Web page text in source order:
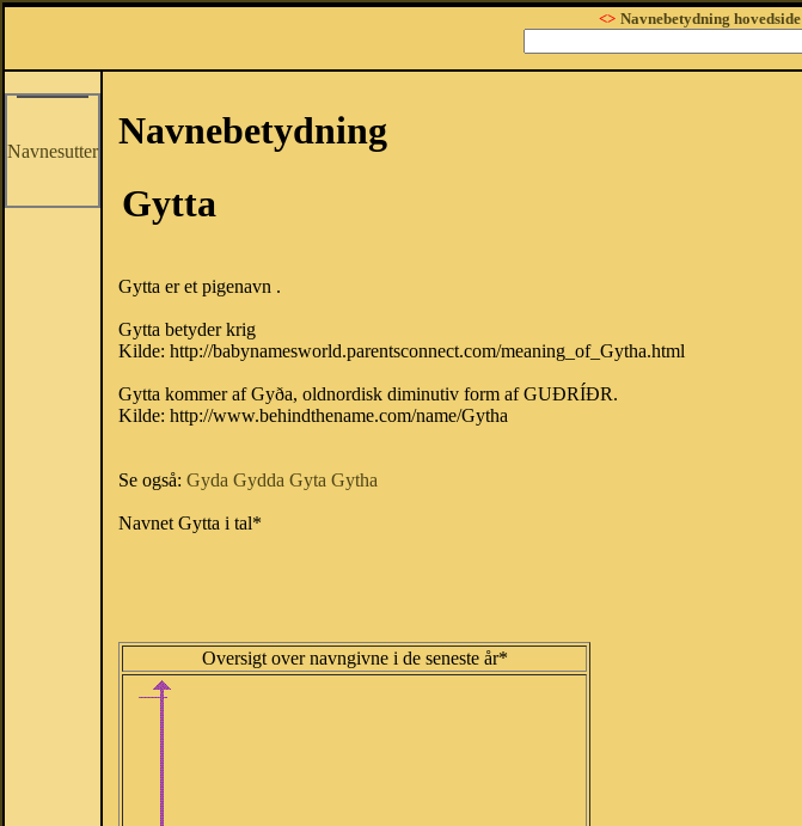
<> Navnebetydning hovedside
Navnesutter
Navnebetydning
Gytta
Gytta er et pigenavn .
Gytta betyder krig
Kilde: http://babynamesworld.parentsconnect.com/meaning_of_Gytha.html
Gytta kommer af Gyða, oldnordisk diminutiv form af GUÐRÍÐR.
Kilde: http://www.behindthename.com/name/Gytha
Se også: Gyda Gydda Gyta Gytha
Navnet Gytta i tal*
Oversigt over navngivne i de seneste år*